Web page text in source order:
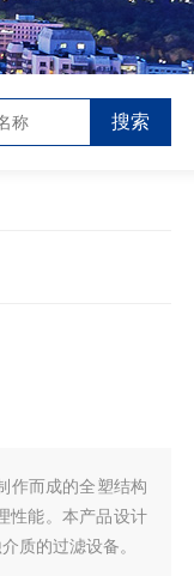
作而成的全塑结构
性能。本产品设计
质的过滤设备。